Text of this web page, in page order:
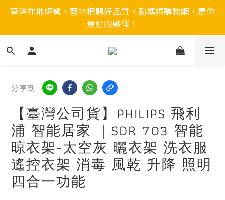
臺灣在地經營，堅持把關好品質，勁媽媽購物網，是你
最好的夥伴！
分享到
【臺灣公司貨】PHILIPS 飛利
浦 智能居家 ｜SDR 703 智能
晾衣架-太空灰 曬衣架 洗衣服
遙控衣架 消毒 風乾 升降 照明
四合一功能